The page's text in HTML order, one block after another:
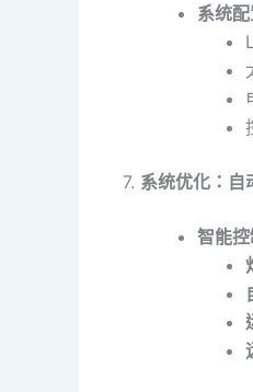
系统
7. 系统优化：自
智能